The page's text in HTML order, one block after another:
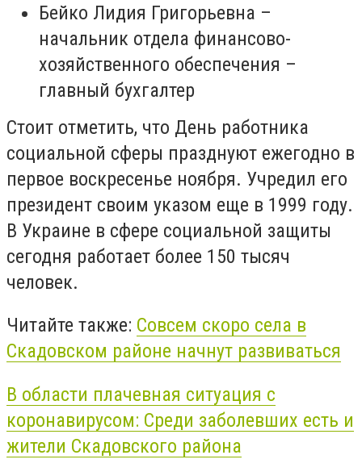
Бейко Лидия Григорьевна –
начальник отдела финансово-
хозяйственного обеспечения –
главный бухгалтер
Стоит отметить, что День работника
социальной сферы празднуют ежегодно в
первое воскресенье ноября. Учредил его
президент своим указом еще в 1999 году.
В Украине в сфере социальной защиты
сегодня работает более 150 тысяч
человек.
Читайте также: Совсем скоро села в
Скадовском районе начнут развиваться
В области плачевная ситуация с
коронавирусом: Среди заболевших есть и
жители Скадовского района